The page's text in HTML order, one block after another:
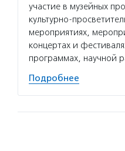
участие в музейных
культурно-
мероприятиях,
концертах и
программах, научной
Подробнее